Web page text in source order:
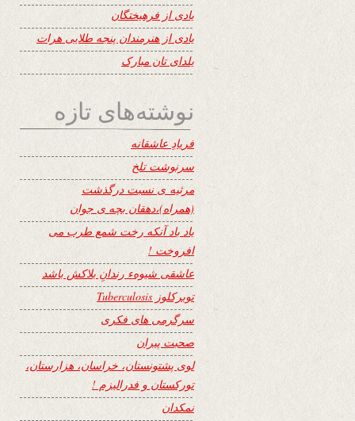
یادی از فرهیختگان
یادی از هنرمندان پنجه طلایی هرات
یلدای تان مبارک
نوشته‌های تازه
فریادِ عاشقانه
سرنوشت تلخ
مرثیه ی نسبت درگذشت
(همراه)،دهقان بچه ی جوان
یاد باد آنکه رخت شمع طرب می
افروخت !
عاشقی شیوهء رندانِ بلاکش باشد
توبرکلوز Tuberculosis
سرگرمی های فکری
صحبت پیران
لوی پشتونستان، خراسان، هزارستان،
تورکستان و فدرالیزم !
نمکدان